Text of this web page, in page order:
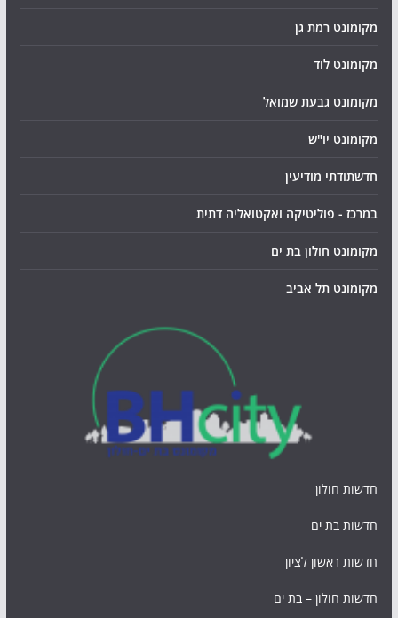
מקומונט רמת גן
מקומונט לוד
מקומונט גבעת שמואל
מקומונט יו"ש
חדשתודתי מודיעין
במרכז - פוליטיקה ואקטואליה דתית
מקומונט חולון בת ים
מקומונט תל אביב
חדשות חולון
חדשות בת ים
חדשות ראשון לציון
חדשות חולון – בת ים